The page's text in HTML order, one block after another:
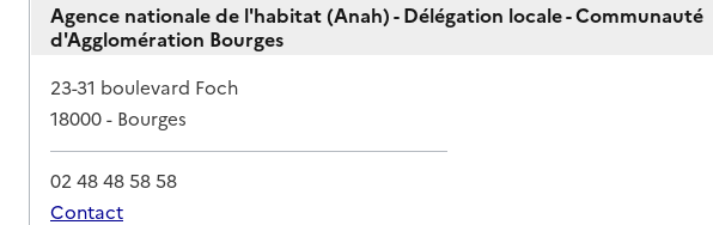
Agence nationale de l'habitat (Anah) - Délégation locale - Communauté
d'Agglomération Bourges
Adresse
23-31 boulevard Foch
18000- Bourges
02 48 48 58 58
Contact